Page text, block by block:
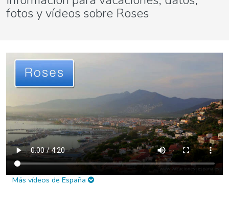
fotos y vídeos sobre Roses
Más vídeos de España